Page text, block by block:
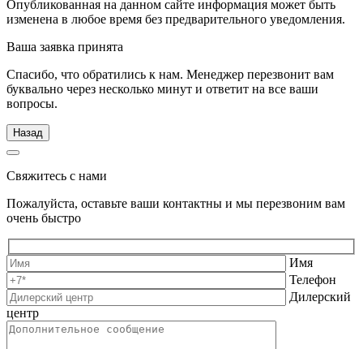
Опубликованная на данном сайте информация может быть
изменена в любое время без предварительного уведомления.
Ваша заявка принята
Спасибо, что обратились к нам. Менеджер перезвонит вам
буквально через несколько минут и ответит на все ваши
вопросы.
Назад
Свяжитесь с нами
Пожалуйста, оставьте ваши контактны и мы перезвоним вам
очень быстро
Имя
Телефон
Дилерский
центр